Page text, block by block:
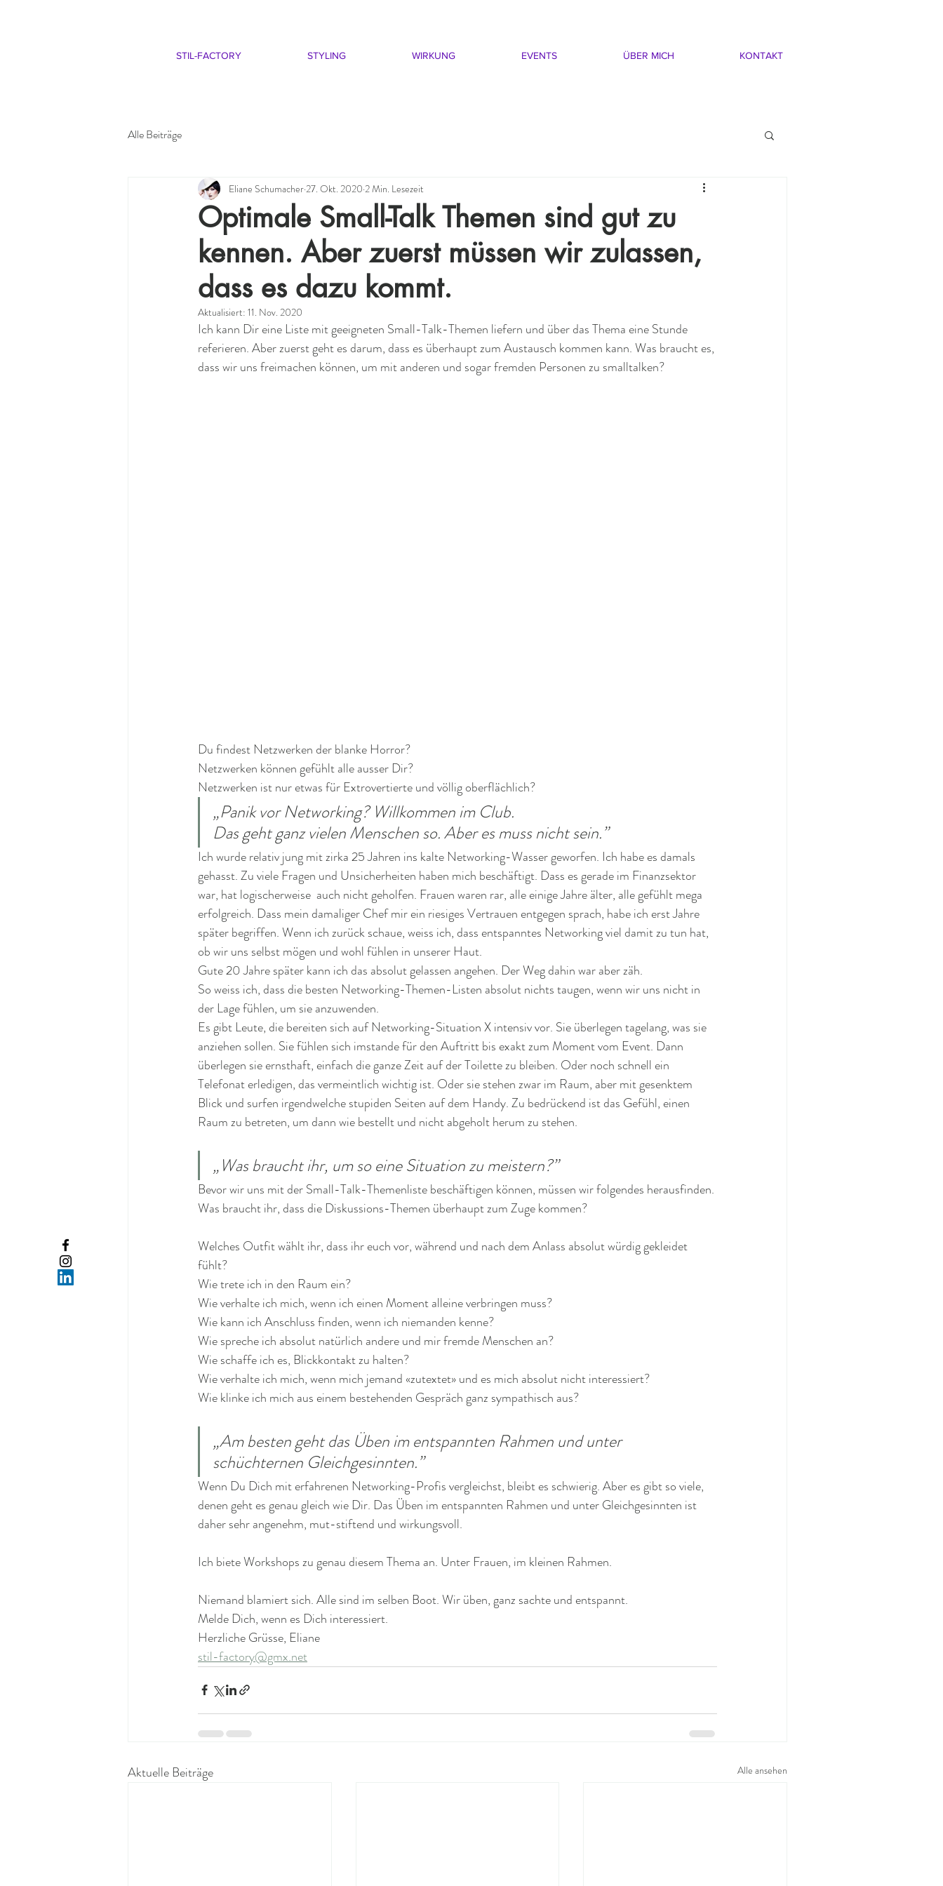
STIL-FACTORY STYLING WIRKUNG EVENTS ÜBER MICH KONTAKT
Alle Beiträge
Optimale Small-Talk Themen sind gut zu
kennen. Aber zuerst müssen wir zulassen,
dass es dazu kommt.
Eliane Schumacher 27. Okt. 2020 2 Min. Lesezeit
Aktualisiert: 11. Nov. 2020
Ich kann Dir eine Liste mit geeigneten Small-Talk-Themen liefern und über das Thema eine Stunde
referieren. Aber zuerst geht es darum, dass es überhaupt zum Austausch kommen kann. Was braucht es,
dass wir uns freimachen können, um mit anderen und sogar fremden Personen zu smalltalken?
Du findest Netzwerken der blanke Horror?
Netzwerken können gefühlt alle ausser Dir?
Netzwerken ist nur etwas für Extrovertierte und völlig oberflächlich?
„Panik vor Networking? Willkommen im Club.
Das geht ganz vielen Menschen so. Aber es muss nicht sein.”
Ich wurde relativ jung mit zirka 25 Jahren ins kalte Networking-Wasser geworfen. Ich habe es damals
gehasst. Zu viele Fragen und Unsicherheiten haben mich beschäftigt. Dass es gerade im Finanzsektor
war, hat logischerweise  auch nicht geholfen. Frauen waren rar, alle einige Jahre älter, alle gefühlt mega
erfolgreich. Dass mein damaliger Chef mir ein riesiges Vertrauen entgegen sprach, habe ich erst Jahre
später begriffen. Wenn ich zurück schaue, weiss ich, dass entspanntes Networking viel damit zu tun hat,
ob wir uns selbst mögen und wohl fühlen in unserer Haut.
Gute 20 Jahre später kann ich das absolut gelassen angehen. Der Weg dahin war aber zäh.
So weiss ich, dass die besten Networking-Themen-Listen absolut nichts taugen, wenn wir uns nicht in
der Lage fühlen, um sie anzuwenden.
Es gibt Leute, die bereiten sich auf Networking-Situation X intensiv vor. Sie überlegen tagelang, was sie
anziehen sollen. Sie fühlen sich imstande für den Auftritt bis exakt zum Moment vom Event. Dann
überlegen sie ernsthaft, einfach die ganze Zeit auf der Toilette zu bleiben. Oder noch schnell ein
Telefonat erledigen, das vermeintlich wichtig ist. Oder sie stehen zwar im Raum, aber mit gesenktem
Blick und surfen irgendwelche stupiden Seiten auf dem Handy. Zu bedrückend ist das Gefühl, einen
Raum zu betreten, um dann wie bestellt und nicht abgeholt herum zu stehen.
„Was braucht ihr, um so eine Situation zu meistern?”
Bevor wir uns mit der Small-Talk-Themenliste beschäftigen können, müssen wir folgendes herausfinden.
Was braucht ihr, dass die Diskussions-Themen überhaupt zum Zuge kommen?
Welches Outfit wählt ihr, dass ihr euch vor, während und nach dem Anlass absolut würdig gekleidet
fühlt?
Wie trete ich in den Raum ein?
Wie verhalte ich mich, wenn ich einen Moment alleine verbringen muss?
Wie kann ich Anschluss finden, wenn ich niemanden kenne?
Wie spreche ich absolut natürlich andere und mir fremde Menschen an?
Wie schaffe ich es, Blickkontakt zu halten?
Wie verhalte ich mich, wenn mich jemand «zutextet» und es mich absolut nicht interessiert?
Wie klinke ich mich aus einem bestehenden Gespräch ganz sympathisch aus?
„Am besten geht das Üben im entspannten Rahmen und unter
schüchternen Gleichgesinnten.”
Wenn Du Dich mit erfahrenen Networking-Profis vergleichst, bleibt es schwierig. Aber es gibt so viele,
denen geht es genau gleich wie Dir. Das Üben im entspannten Rahmen und unter Gleichgesinnten ist
daher sehr angenehm, mut-stiftend und wirkungsvoll.
Ich biete Workshops zu genau diesem Thema an. Unter Frauen, im kleinen Rahmen.
Niemand blamiert sich. Alle sind im selben Boot. Wir üben, ganz sachte und entspannt.
Melde Dich, wenn es Dich interessiert.
Herzliche Grüsse, Eliane
stil-factory@gmx.net
Aktuelle Beiträge Alle ansehen